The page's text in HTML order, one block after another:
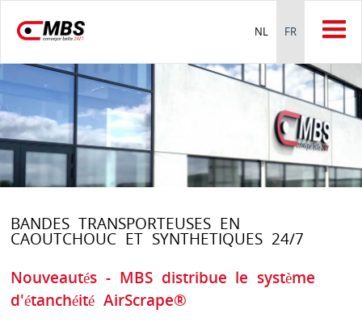
NL FR
BANDES TRANSPORTEUSES EN
CAOUTCHOUC ET SYNTHETIQUES 24/7
Nouveautés - MBS distribue le système
d'étanchéité AirScrape®